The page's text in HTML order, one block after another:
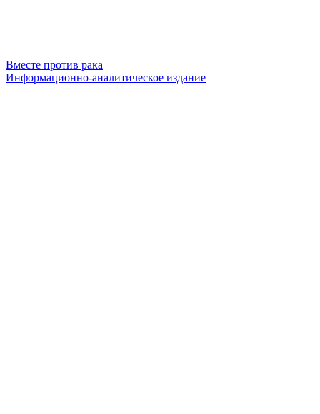
Вместе против рака
Информационно-аналитическое издание